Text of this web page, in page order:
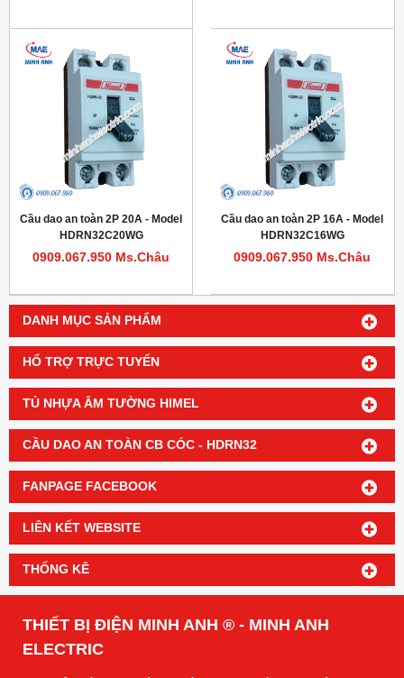
DANH MỤC SẢN PHẨM
HỔ TRỢ TRỰC TUYẾN
TỦ NHỰA ÂM TƯỜNG HIMEL
CẦU DAO AN TOÀN CB CÓC - HDRN32
FANPAGE FACEBOOK
LIÊN KẾT WEBSITE
THỐNG KÊ
Cầu dao an toàn 2P 20A - Model
HDRN32C20WG
0909.067.950 Ms.Châu
Cầu dao an toàn 2P 16A - Model
HDRN32C16WG
0909.067.950 Ms.Châu
THIẾT BỊ ĐIỆN MINH ANH ® - MINH ANH
ELECTRIC